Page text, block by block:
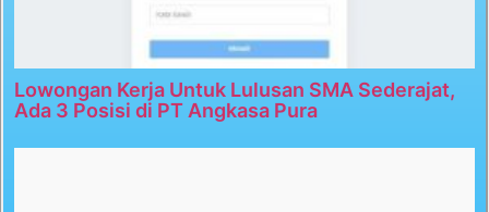
Lowongan Kerja Untuk Lulusan SMA Sederajat,
Ada 3 Posisi di PT Angkasa Pura